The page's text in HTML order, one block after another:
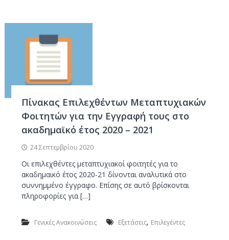
Πίνακας Επιλεχθέντων Μεταπτυχιακών
Φοιτητών για την Εγγραφή τους στο
ακαδημαϊκό έτος 2020 – 2021
24 Σεπτεμβρίου 2020
Οι επιλεχθέντες μεταπτυχιακοί φοιτητές για το
ακαδημαικό έτος 2020-21 δίνονται αναλυτικά στο
συννημμένο έγγραφο. Επίσης σε αυτό βρίσκονται
πληροφορίες για […]
Γενικές Ανακοινώσεις Εξετάσεις, Επιλεγέντες